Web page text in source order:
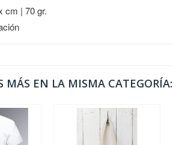
cm | 70 gr.
MÁS EN LA MISMA CATEGORÍA: